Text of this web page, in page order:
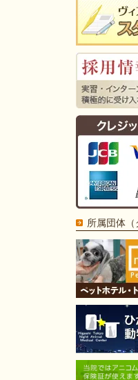
所属団体（